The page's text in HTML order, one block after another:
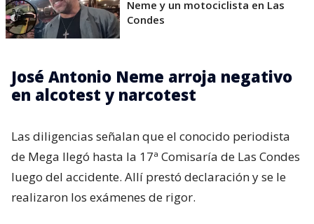
Neme y un motociclista en Las
Condes
José Antonio Neme arroja negativo
en alcotest y narcotest
Las diligencias señalan que el conocido periodista
de Mega llegó hasta la 17ª Comisaría de Las Condes
luego del accidente. Allí prestó declaración y se le
realizaron los exámenes de rigor.